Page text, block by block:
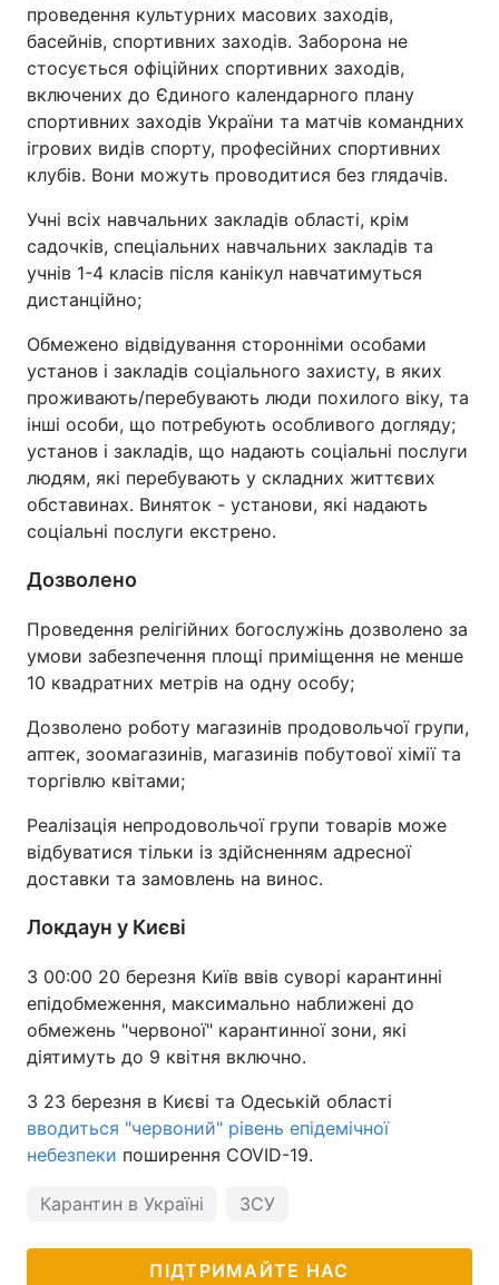
проведення культурних масових заходів,
басейнів, спортивних заходів. Заборона не
стосується офіційних спортивних заходів,
включених до Єдиного календарного плану
спортивних заходів України та матчів командних
ігрових видів спорту, професійних спортивних
клубів. Вони можуть проводитися без глядачів.
Учні всіх навчальних закладів області, крім
садочків, спеціальних навчальних закладів та
учнів 1-4 класів після канікул навчатимуться
дистанційно;
Обмежено відвідування сторонніми особами
установ і закладів соціального захисту, в яких
проживають/перебувають люди похилого віку, та
інші особи, що потребують особливого догляду;
установ і закладів, що надають соціальні послуги
людям, які перебувають у складних життєвих
обставинах. Виняток - установи, які надають
соціальні послуги екстрено.
Дозволено
Проведення релігійних богослужінь дозволено за
умови забезпечення площі приміщення не менше
10 квадратних метрів на одну особу;
Дозволено роботу магазинів продовольчої групи,
аптек, зоомагазинів, магазинів побутової хімії та
торгівлю квітами;
Реалізація непродовольчої групи товарів може
відбуватися тільки із здійсненням адресної
доставки та замовлень на винос.
Локдаун у Києві
З 00:00 20 березня Київ ввів суворі карантинні
епідобмеження, максимально наближені до
обмежень "червоної" карантинної зони, які
діятимуть до 9 квітня включно.
З 23 березня в Києві та Одеській області
вводиться "червоний" рівень епідемічної
небезпеки поширення COVID-19.
Карантин в Україні ЗСУ
ПІДТРИМАЙТЕ НАС